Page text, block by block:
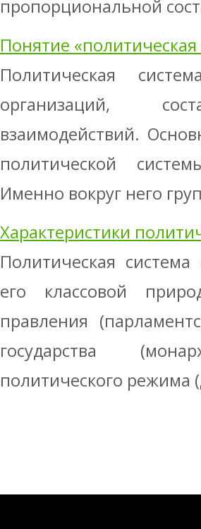
пропорциональной
Понятие «политическая
Политическая
организаций,
взаимодействий.
политической
Именно вокруг него
Характеристики
Политическая
его классовой
правления
государства
политического режима